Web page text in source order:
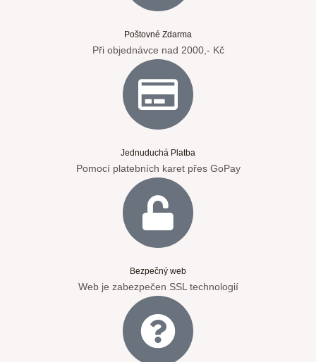
Poštovné Zdarma
Při objednávce nad 2000,- Kč
Jednuduchá Platba
Pomocí platebních karet přes GoPay
Bezpečný web
Web je zabezpečen SSL technologií